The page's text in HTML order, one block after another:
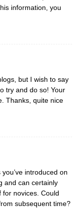
information, you
but I wish to say
try and do so! Your
Thanks, quite nice
introduced on
and can certainly
for novices. Could
subsequent time?